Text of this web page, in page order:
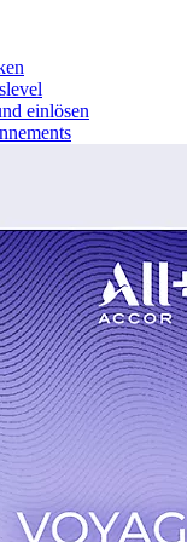
einlösen